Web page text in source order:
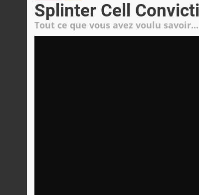
Splinter Cell
Tout ce que vous avez voulu savoir...